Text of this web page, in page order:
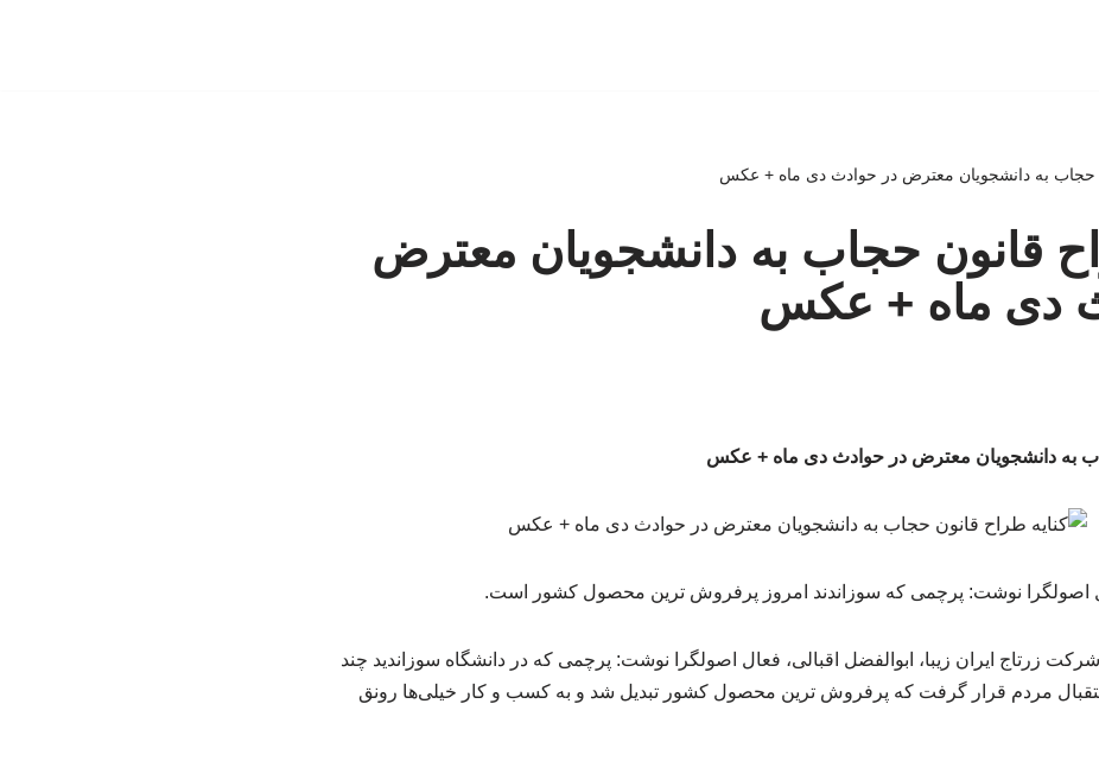
حجاب به دانشجویان معترض در حوادث دی ماه + عکس
قانون حجاب به دانشجویان معترض
دی ماه + عکس
به دانشجویان معترض در حوادث دی ماه + عکس
اصولگرا نوشت: پرچمی که سوزاندند امروز پرفروش ترین محصول کشور است.
زرتاج ایران زیبا، ابوالفضل اقبالی، فعال اصولگرا نوشت: پرچمی که در دانشگاه سوزاندید چند
مردم قرار گرفت که پرفروش ترین محصول کشور تبدیل شد و به کسب و کار خیلی‌ها رونق